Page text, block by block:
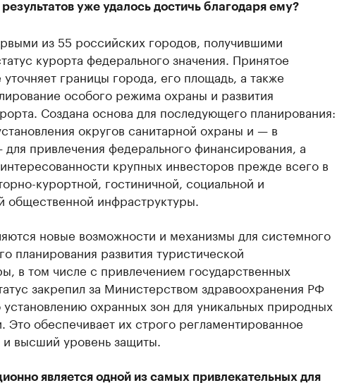
результатов уже удалось достичь благодаря ему?
из 55 российских городов, получившими
курорта федерального значения. Принятое
уточняет границы города, его площадь, а также
особого режима охраны и развития
Создана основа для последующего планирования:
округов санитарной охраны и — в
привлечения федерального финансирования, а
крупных инвесторов прежде всего в
курортной, гостиничной, социальной и
общественной инфраструктуры.
новые возможности и механизмы для системного
планирования развития туристической
в том числе с привлечением государственных
закрепил за Министерством здравоохранения РФ
охранных зон для уникальных природных
Это обеспечивает их строго регламентированное
и высший уровень защиты.
является одной из самых привлекательных для